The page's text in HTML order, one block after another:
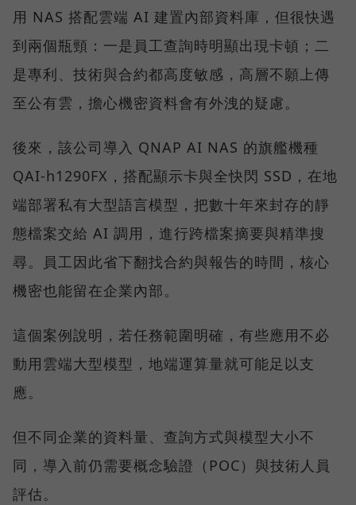
用 NAS 搭配雲端 AI 建置內部資料庫，但很快遇
到兩個瓶頸：一是員工查詢時明顯出現卡頓；二
是專利、技術與合約都高度敏感，高層不願上傳
至公有雲，擔心機密資料會有外洩的疑慮。
後來，該公司導入 QNAP AI NAS 的旗艦機種
QAI-h1290FX，搭配顯示卡與全快閃 SSD，在地
端部署私有大型語言模型，把數十年來封存的靜
態檔案交給 AI 調用，進行跨檔案摘要與精準搜
尋。員工因此省下翻找合約與報告的時間，核心
機密也能留在企業內部。
這個案例說明，若任務範圍明確，有些應用不必
動用雲端大型模型，地端運算量就可能足以支
應。
但不同企業的資料量、查詢方式與模型大小不
同，導入前仍需要概念驗證（POC）與技術人員
評估。